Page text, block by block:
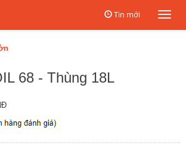
Tin mới
68 - Thùng 18L